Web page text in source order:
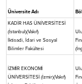
Üniversite Adı
KADİR HAS ÜNİVERSİTESİ
(İstanbul)(Vakıf)
İktisadi, İdari ve Sosyal
Bilimler Fakültesi
İZMİR EKONOMİ
ÜNİVERSİTESİ (İzmir)(Vakıf)